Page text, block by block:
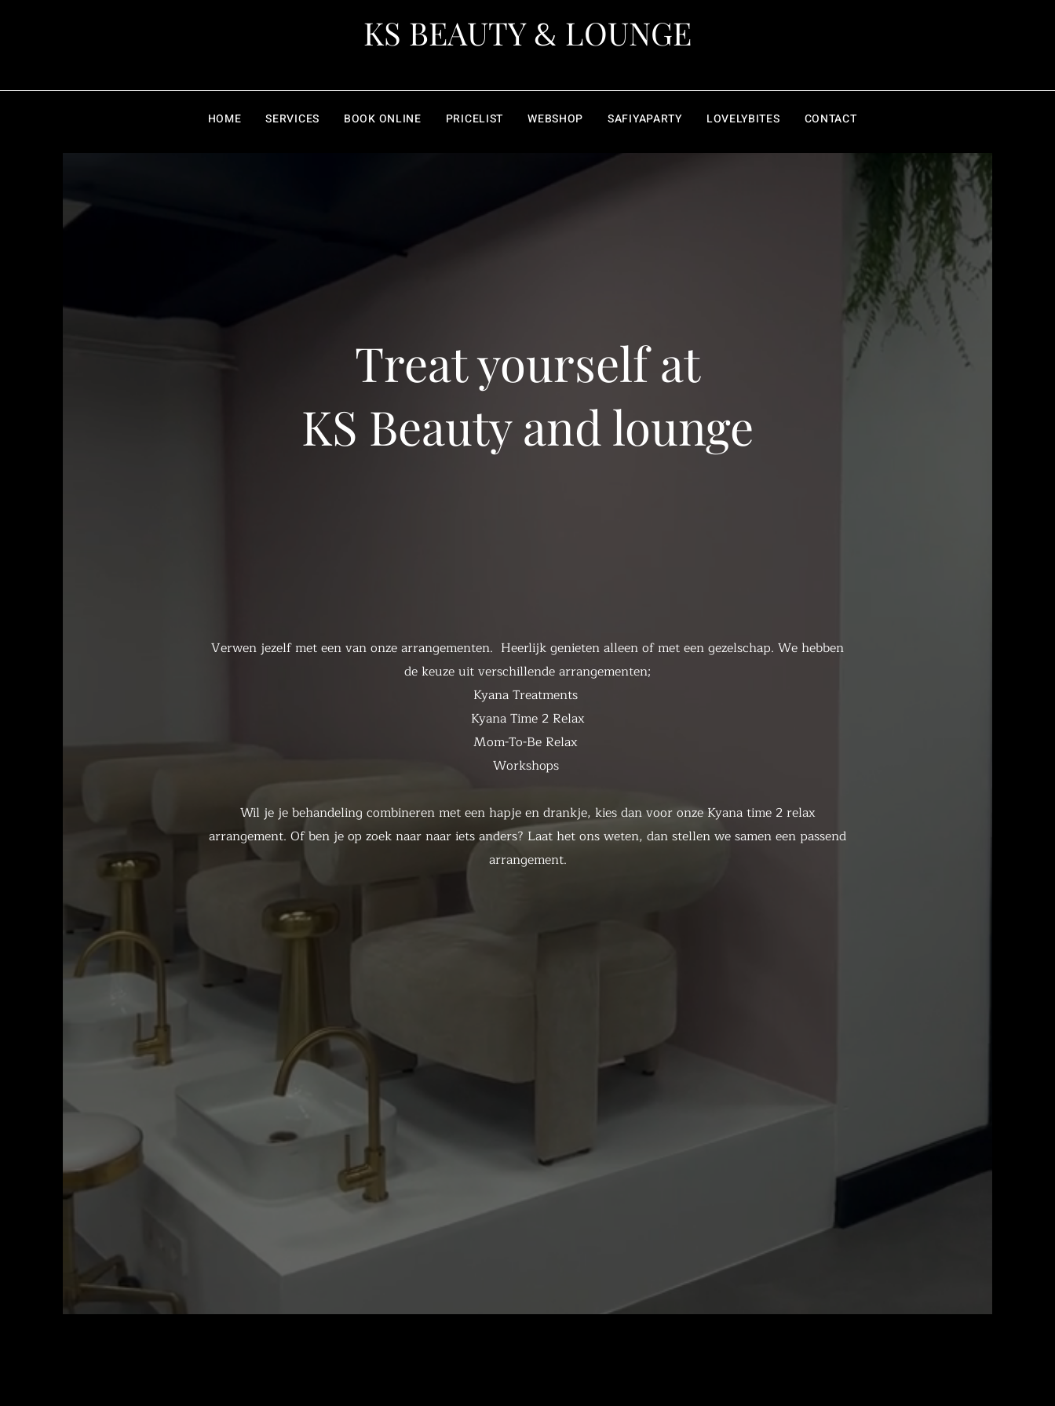
KS BEAUTY& LOUNGE
HOME SERVICES BOOK ONLINE PRICELIST WEBSHOP SAFIYAPARTY LOVELYBITES CONTACT
Treat yourself at
KS Beauty and lounge
Verwen jezelf met een van onze arrangementen. Heerlijk genieten alleen of met een gezelschap. We hebben
de keuze uit verschillende arrangementen;
​Kyana Treatments
Kyana Time 2 Relax
Mom-To-Be Relax
Workshops​
Wil je je behandeling combineren met een hapje en drankje, kies dan voor onze Kyana time 2 relax
arrangement. Of ben je op zoek naar naar iets anders? Laat het ons weten, dan stellen we samen een passend
arrangement.